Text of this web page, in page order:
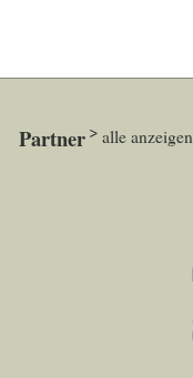
Partner alle anzeigen